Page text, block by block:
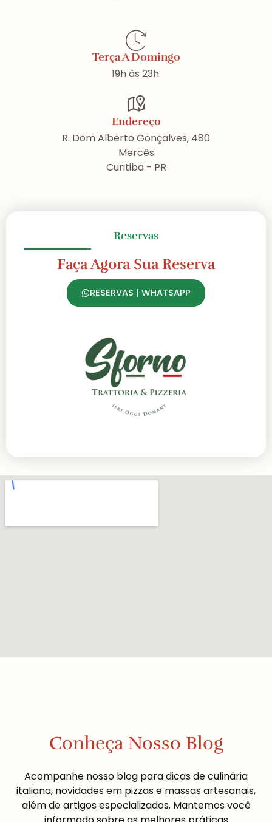
Terça A Domingo
19h às 23h.
Endereço
R. Dom Alberto Gonçalves, 480
Mercês
Curitiba - PR
Reservas
Faça Agora Sua Reserva
RESERVAS | WHATSAPP
Conheça Nosso Blog
Acompanhe nosso blog para dicas de culinária
italiana, novidades em pizzas e massas artesanais,
além de artigos especializados. Mantemos você